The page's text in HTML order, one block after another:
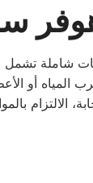
تشمل
أو
الالتزام